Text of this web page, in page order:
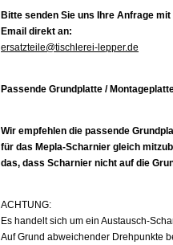
Bitte senden Sie uns Ihre Anfrage
Email direkt an:
ersatzteile@tischlerei-lepper.de
Passende Grundplatte /
Wir empfehlen die passende
für das Mepla-Scharnier gleich
das, dass Scharnier nicht auf die
ACHTUNG:
Es handelt sich um ein Austausch-
Auf Grund abweichender Drehpunkte